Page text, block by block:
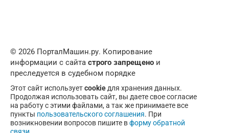
© 2026 ПорталМашин.ру. Копирование
информации с сайта строго запрещено и
преследуется в судебном порядке
Этот сайт используетcookieдля хранения данных.
Продолжая использовать сайт, вы даете свое согласие
на работу с этими файлами, а так же принимаете все
пункты пользовательского соглашения. При
возникновении вопросов пишите вформу обратной